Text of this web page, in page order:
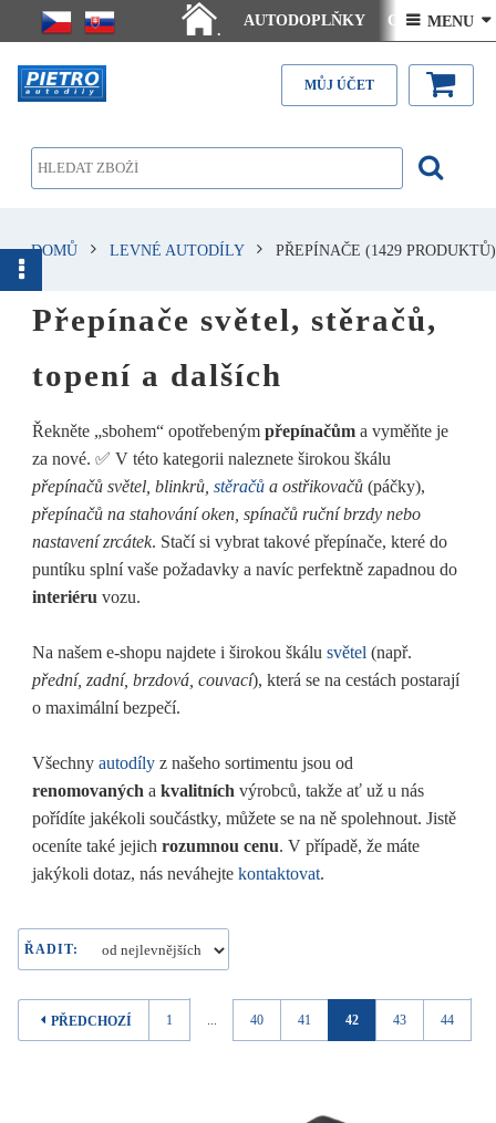
.
AUTODOPLŇKY Ceny doručení
Články - návody Kontakt
 MENU 
MŮJ ÚČET
DOMŮ LEVNÉ AUTODÍLY PŘEPÍNAČE (1429 PRODUKTŮ)
Přepínače světel, stěračů,
topení a dalších
Řekněte „sbohem“ opotřebeným přepínačům a vyměňte je
za nové. ✅ V této kategorii naleznete širokou škálu
přepínačů světel, blinkrů, stěračů a ostřikovačů(páčky),
přepínačů na stahování oken, spínačů ruční brzdy nebo
nastavení zrcátek. Stačí si vybrat takové přepínače, které do
puntíku splní vaše požadavky a navíc perfektně zapadnou do
interiéru vozu.
Na našem e-shopu najdete i širokou škálu světel (např.
přední, zadní, brzdová, couvací), která se na cestách postarají
o maximální bezpečí.
Všechny autodíly z našeho sortimentu jsou od
renomovaných a kvalitních výrobců, takže ať už u nás
pořídíte jakékoli součástky, můžete se na ně spolehnout. Jistě
oceníte také jejich rozumnou cenu. V případě, že máte
jakýkoli dotaz, nás neváhejte kontaktovat.
ŘADIT:
PŘEDCHOZÍ 1 ... 40 41 42 43 44